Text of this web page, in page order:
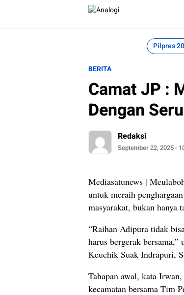
Pilpres
BERITA
Camat JP :
Dengan
Redaksi
September 22, 2025 -
Mediasatunews |
untuk meraih
masyarakat, bukan hanya
“Raihan Adipura tidak
harus bergerak
Keuchik Suak Indrapuri,
Tahapan awal, kata
kecamatan bersama Tim